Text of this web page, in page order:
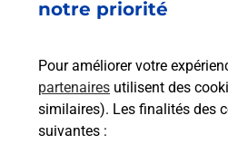
notre priorité
Pour améliorer votre
partenaires utilisent des
similaires). Les finalités des
suivantes :
110 ROUTE DE VANNES
En savoir plus
Malin !